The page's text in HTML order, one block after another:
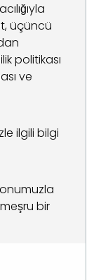
üçüncü
politikası
ve
ilgili bilgi
bir